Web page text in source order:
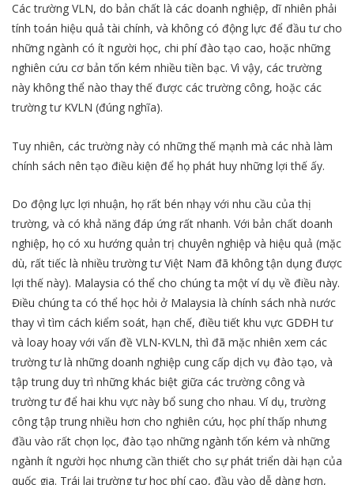
Các trường VLN, do bản chất là các doanh nghiệp, dĩ nhiên phải
tính toán hiệu quả tài chính, và không có động lực để đầu tư cho
những ngành có ít người học, chi phí đào tạo cao, hoặc những
nghiên cứu cơ bản tốn kém nhiều tiền bạc. Vì vậy, các trường
này không thể nào thay thế được các trường công, hoặc các
trường tư KVLN (đúng nghĩa).
Tuy nhiên, các trường này có những thế mạnh mà các nhà làm
chính sách nên tạo điều kiện để họ phát huy những lợi thế ấy.
Do động lực lợi nhuận, họ rất bén nhạy với nhu cầu của thị
trường, và có khả năng đáp ứng rất nhanh. Với bản chất doanh
nghiệp, họ có xu hướng quản trị chuyên nghiệp và hiệu quả (mặc
dù, rất tiếc là nhiều trường tư Việt Nam đã không tận dụng được
lợi thế này). Malaysia có thể cho chúng ta một ví dụ về điều này.
Điều chúng ta có thể học hỏi ở Malaysia là chính sách nhà nước
thay vì tìm cách kiểm soát, hạn chế, điều tiết khu vực GDĐH tư
và loay hoay với vấn đề VLN-KVLN, thì đã mặc nhiên xem các
trường tư là những doanh nghiệp cung cấp dịch vụ đào tạo, và
tập trung duy trì những khác biệt giữa các trường công và
trường tư để hai khu vực này bổ sung cho nhau. Ví dụ, trường
công tập trung nhiều hơn cho nghiên cứu, học phí thấp nhưng
đầu vào rất chọn lọc, đào tạo những ngành tốn kém và những
ngành ít người học nhưng cần thiết cho sự phát triển dài hạn của
quốc gia. Trái lại trường tư học phí cao, đầu vào dễ dàng hơn,